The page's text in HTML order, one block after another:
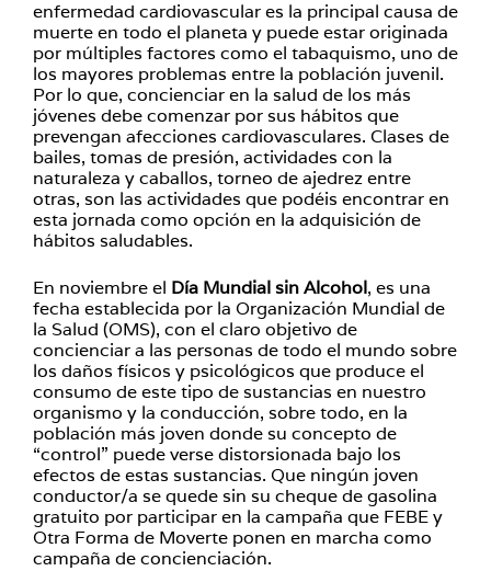
enfermedad cardiovascular es la principal causa de
muerte en todo el planeta y puede estar originada
por múltiples factores como el tabaquismo, uno de
los mayores problemas entre la población juvenil.
Por lo que, concienciar en la salud de los más
jóvenes debe comenzar por sus hábitos que
prevengan afecciones cardiovasculares. Clases de
bailes, tomas de presión, actividades con la
naturaleza y caballos, torneo de ajedrez entre
otras, son las actividades que podéis encontrar en
esta jornada como opción en la adquisición de
hábitos saludables.
En noviembre el Día Mundial sin Alcohol, es una
fecha establecida por la Organización Mundial de
la Salud (OMS), con el claro objetivo de
concienciar a las personas de todo el mundo sobre
los daños físicos y psicológicos que produce el
consumo de este tipo de sustancias en nuestro
organismo y la conducción, sobre todo, en la
población más joven donde su concepto de
“control” puede verse distorsionada bajo los
efectos de estas sustancias. Que ningún joven
conductor/a se quede sin su cheque de gasolina
gratuito por participar en la campaña que FEBE y
Otra Forma de Moverte ponen en marcha como
campaña de concienciación.